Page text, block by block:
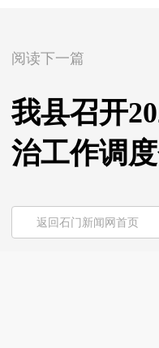
阅读下一篇
我县召开
治工作调
返回石门新闻网首页